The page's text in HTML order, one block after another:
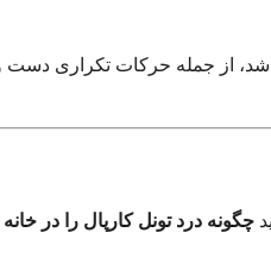
از جمله حرکات تکراری
چگونه درد تونل کارپال را در